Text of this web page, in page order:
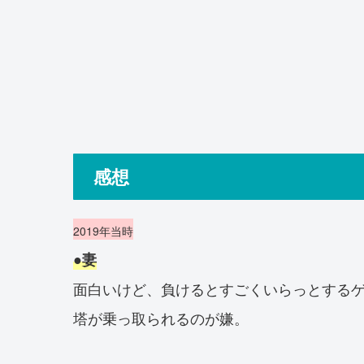
感想
2019年当時
●妻
面白いけど、負けるとすごくいらっとする
塔が乗っ取られるのが嫌。